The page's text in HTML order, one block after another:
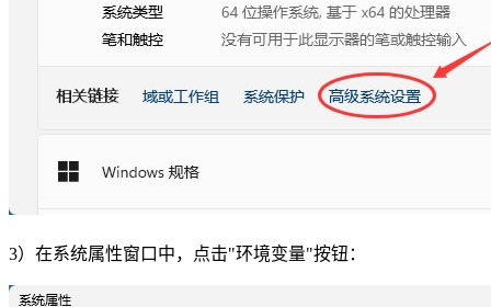
3）在系统属性窗口中，点击"环境变量"按钮：